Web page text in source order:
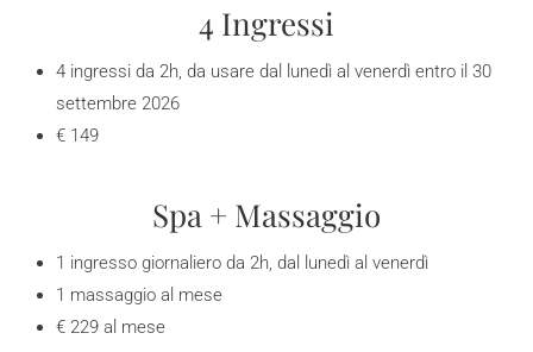
4 Ingressi
4 ingressi da 2h, da usare dal lunedì al venerdì entro il 30
settembre 2026
€ 149
Spa + Massaggio
1 ingresso giornaliero da 2h, dal lunedì al venerdì
1 massaggio al mese
€ 229 al mese